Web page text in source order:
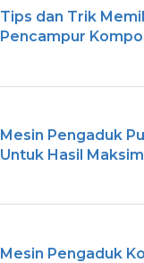
Tips dan Trik
Pencampur
Mesin Pengaduk
Untuk Hasil
Mesin Pengaduk